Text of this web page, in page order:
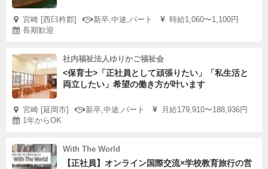
宮崎 [西臼杵郡] 新卒,中途,パート
時給1,060〜1,100円
長期歓迎
社内福祉法人ゆりかご福祉会
<保育士>「正社員として頑張りたい」「私生活と
両立したい」希望の働き方が叶います
宮崎 [延岡市] 新卒,中途,パート
月給179,910〜188,936円
1年からOK
With The World
【正社員】オンライン国際交流×学校教育旅行の営